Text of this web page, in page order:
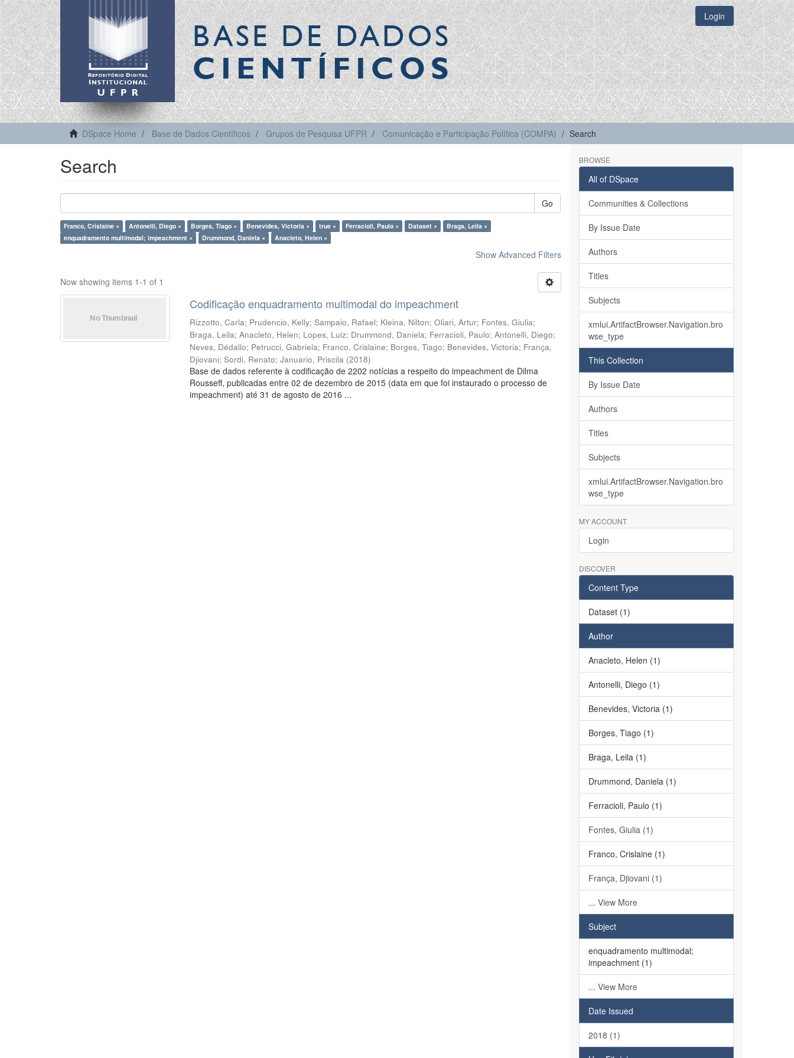
BASE DE DADOS
CIENTÍFICOS
Login
DSpace Home Base de Dados Científicos Grupos de Pesquisa UFPR Comunicação e Participação Política (COMPA) Search
Search
Go
Franco, Crislaine × Antonelli, Diego × Borges, Tiago × Benevides, Victoria × true × Ferracioli, Paulo × Dataset ×
Braga, Leila ×
enquadramento multimodal; impeachment ×
Drummond, Daniela × Anacleto, Helen ×
Show Advanced Filters
Now showing items 1-1 of 1
Codificação enquadramento multimodal do impeachment
Rizzotto, Carla; Prudencio, Kelly;Sampaio, Rafael; Kleina, Nilton;Oliari, Artur; Fontes, Giulia;
Braga, Leila;Anacleto, Helen; Lopes, Luiz; Drummond, Daniela; Ferracioli, Paulo;Antonelli, Diego;
Neves, Dédallo; Petrucci, Gabriela; Franco, Crislaine; Borges, Tiago; Benevides, Victoria; França,
Djiovani;Sordi, Renato;Januario, Priscila (2018)
Base de dados referente à codificação de 2202 notícias a respeito do impeachment de Dilma
Rousseff, publicadas entre 02 de dezembro de 2015 (data em que foi instaurado o processo de
impeachment) até 31 de agosto de 2016 ...
BROWSE
All of DSpace
Communities & Collections
By Issue Date
Authors
Titles
Subjects
xmlui.ArtifactBrowser.Navigation.bro
wse_type
This Collection
By Issue Date
Authors
Titles
Subjects
xmlui.ArtifactBrowser.Navigation.bro
wse_type
MY ACCOUNT
Login
DISCOVER
Content Type
Dataset (1)
Author
Anacleto, Helen (1)
Antonelli, Diego (1)
Benevides, Victoria (1)
Borges, Tiago (1)
Braga, Leila (1)
Drummond, Daniela (1)
Ferracioli, Paulo (1)
Fontes, Giulia (1)
Franco, Crislaine (1)
França, Djiovani (1)
... View More
Subject
enquadramento multimodal;
impeachment (1)
... View More
Date Issued
2018 (1)